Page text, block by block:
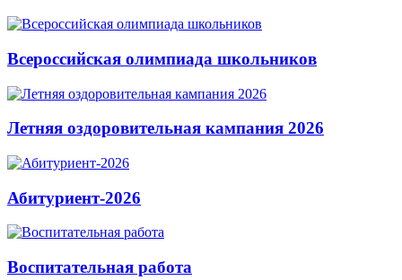
Всероссийская олимпиада школьников
Летняя оздоровительная кампания 2026
Абитуриент-2026
Воспитательная работа